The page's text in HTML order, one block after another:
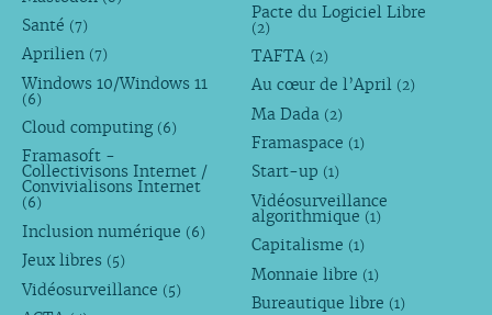
Santé (7)
Aprilien (7)
Windows 10/Windows 11
(6)
Cloud computing (6)
Framasoft -
Collectivisons Internet /
Convivialisons Internet
(6)
Inclusion numérique (6)
Jeux libres (5)
Vidéosurveillance (5)
Pacte du Logiciel Libre
(2)
TAFTA (2)
Au cœur de l’April (2)
Ma Dada (2)
Framaspace (1)
Start-up (1)
Vidéosurveillance
algorithmique (1)
Capitalisme (1)
Monnaie libre (1)
Bureautique libre (1)